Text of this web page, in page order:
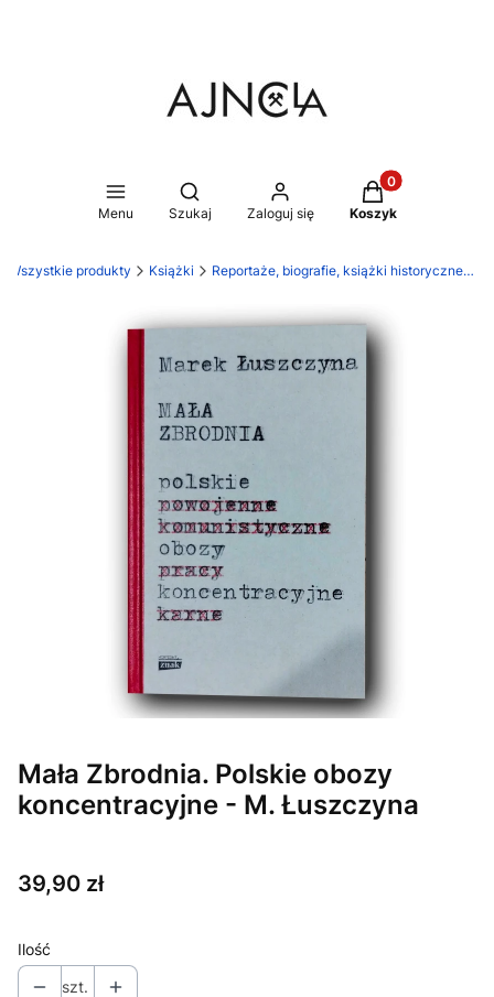
Menu
Otwórz wyszukiwarkę
Szukaj Zaloguj się
Produkty w
Koszyk
Wszystkie produkty Książki Reportaże, biografie, książki historyczne, publikacje naukowe
Mała Zbrodnia. Polskie obozy
koncentracyjne - M. Łuszczyna
Cena
39,90 zł
Ilość
szt.